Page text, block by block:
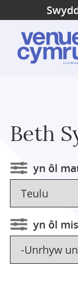
to
main
content
Beth
yn ôl
yn ôl mis